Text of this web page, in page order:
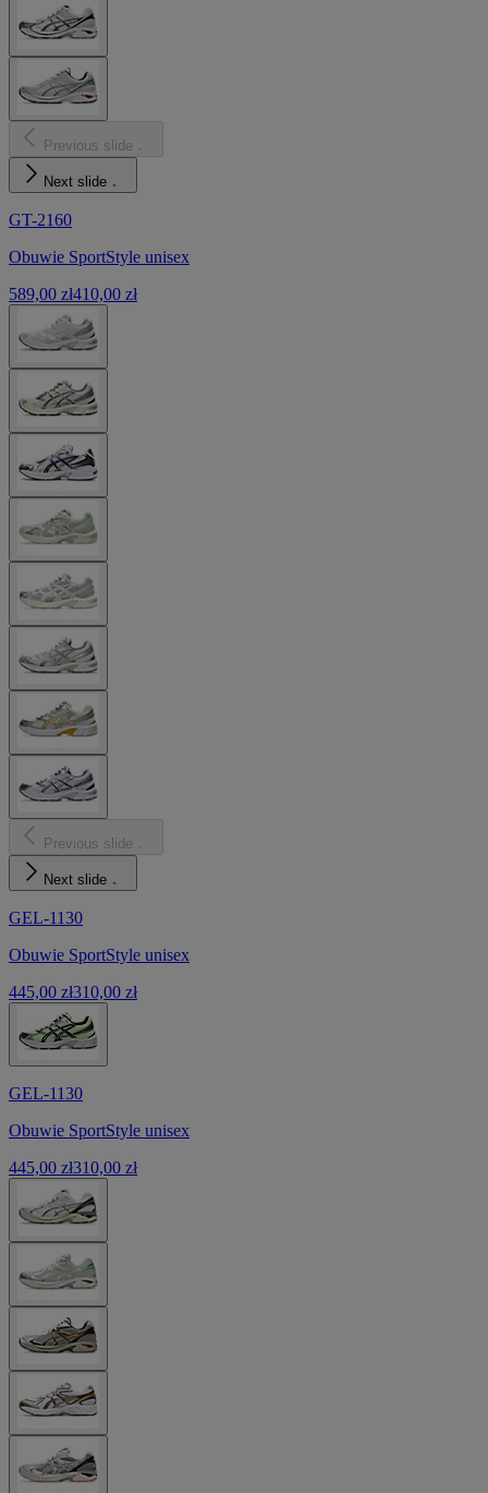
Previous slide
Next slide
GT-2160
Obuwie SportStyle unisex
589,00 zł410,00 zł
Previous slide
Next slide
GEL-1130
Obuwie SportStyle unisex
445,00 zł310,00 zł
GEL-1130
Obuwie SportStyle unisex
445,00 zł310,00 zł